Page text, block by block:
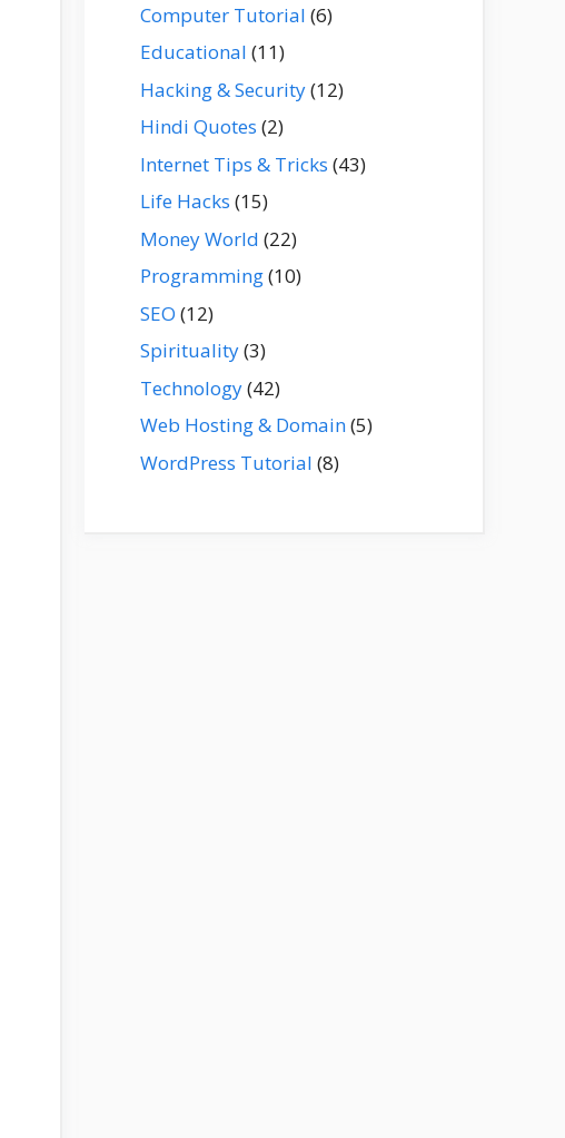
Computer Tutorial (6)
Educational (11)
Hacking & Security(12)
Hindi Quotes (2)
Internet Tips & Tricks (43)
Life Hacks (15)
Money World (22)
Programming(10)
SEO (12)
Spirituality(3)
Technology(42)
Web Hosting & Domain(5)
WordPress Tutorial (8)